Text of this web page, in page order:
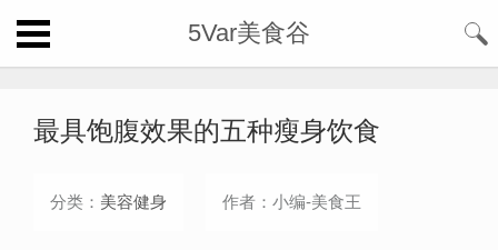
5Var美食谷
最具饱腹效果的五种瘦身饮食
分类： 美容健身 作者：小编-美食王